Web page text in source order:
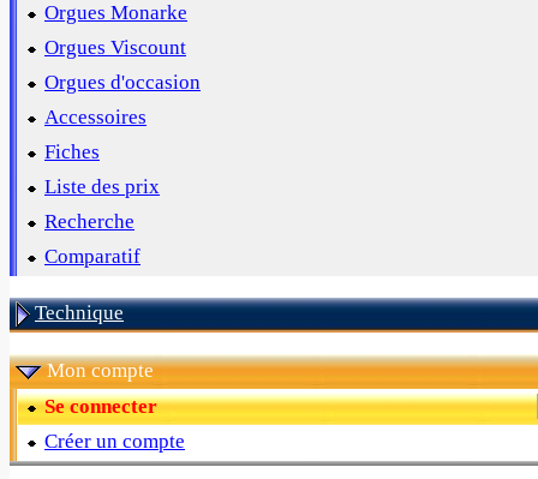
Orgues Monarke
Orgues Viscount
Orgues d'occasion
Accessoires
Fiches
Liste des prix
Recherche
Comparatif
Technique
Mon compte
Se connecter
Créer un compte